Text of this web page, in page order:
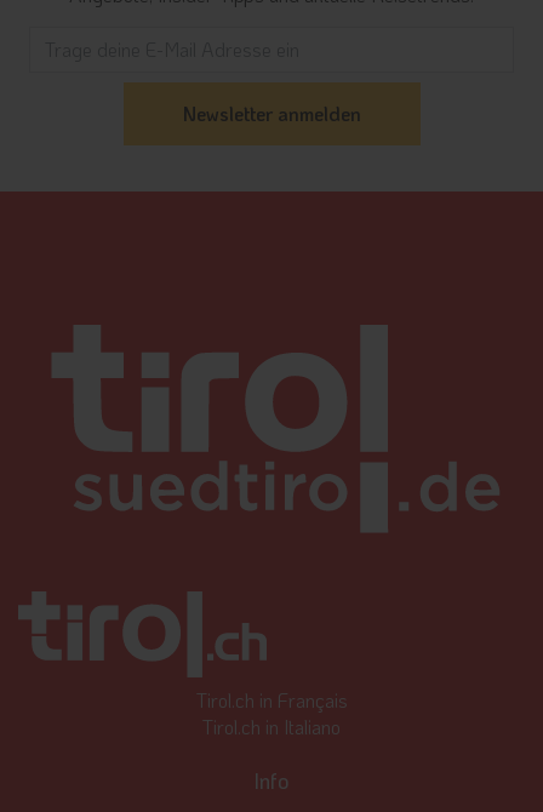
Tirol.ch in Français
Tirol.ch in Italiano
Info